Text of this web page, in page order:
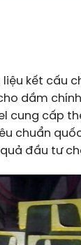
liệu kết cấu
dầm
cung cấp
chuẩn
đầu tư